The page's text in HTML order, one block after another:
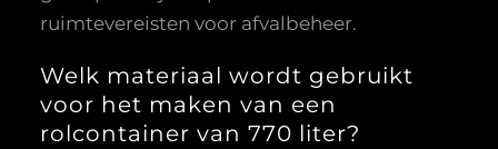
ruimtevereisten voor afvalbeheer.
Welk materiaal wordt gebruikt
voor het maken van een
rolcontainer van 770 liter?